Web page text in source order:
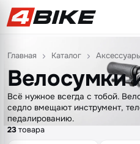
Главная Каталог
Велосумки
Всё нужное всегда с тобой.
седло вмещают инструмент,
педалированию.
23товара